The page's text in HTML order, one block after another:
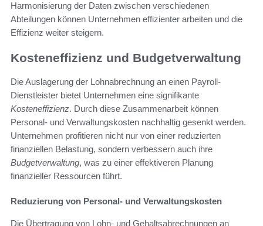
Harmonisierung der Daten zwischen verschiedenen
Abteilungen können Unternehmen effizienter arbeiten und die
Effizienz weiter steigern.
Kosteneffizienz und Budgetverwaltung
Die Auslagerung der Lohnabrechnung an einen Payroll-
Dienstleister bietet Unternehmen eine signifikante
Kosteneffizienz. Durch diese Zusammenarbeit können
Personal- und Verwaltungskosten nachhaltig gesenkt werden.
Unternehmen profitieren nicht nur von einer reduzierten
finanziellen Belastung, sondern verbessern auch ihre
Budgetverwaltung, was zu einer effektiveren Planung
finanzieller Ressourcen führt.
Reduzierung von Personal- und Verwaltungskosten
Die Übertragung von Lohn- und Gehaltsabrechnungen an